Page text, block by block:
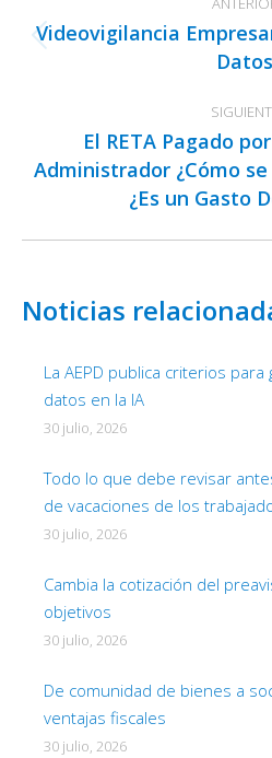
entre
publicaciones
Videovigilancia
Datos
El RETA Pagado
Administrador ¿Cómo se
¿Es un Gasto
Noticias
La AEPD publica criterios
datos en la IA
30 julio, 2026
Todo lo que debe revisar
de vacaciones de los
30 julio, 2026
Cambia la cotización del
objetivos
30 julio, 2026
De comunidad de bienes a
ventajas fiscales
30 julio, 2026